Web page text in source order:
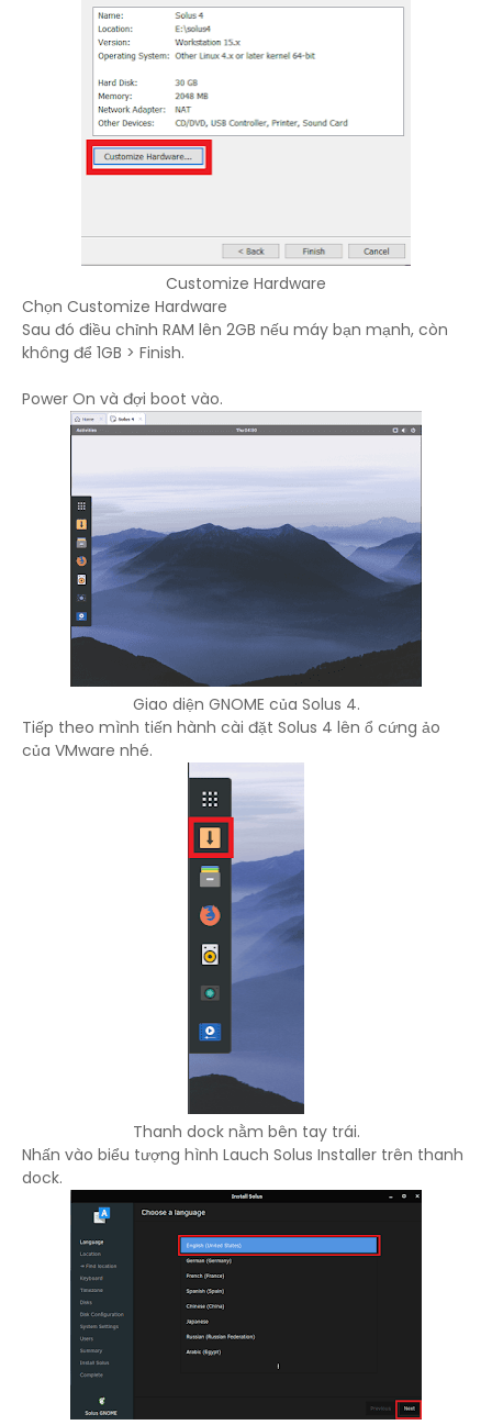
Customize Hardware
Chọn Customize Hardware
Sau đó điều chỉnh RAM lên 2GB nếu máy bạn mạnh, còn
không để 1GB > Finish.
Power On và đợi boot vào.
Giao diện GNOME của Solus 4.
Tiếp theo mình tiến hành cài đặt Solus 4 lên ổ cứng ảo
của VMware nhé.
Thanh dock nằm bên tay trái.
Nhấn vào biểu tượng hình Lauch Solus Installer trên thanh
dock.